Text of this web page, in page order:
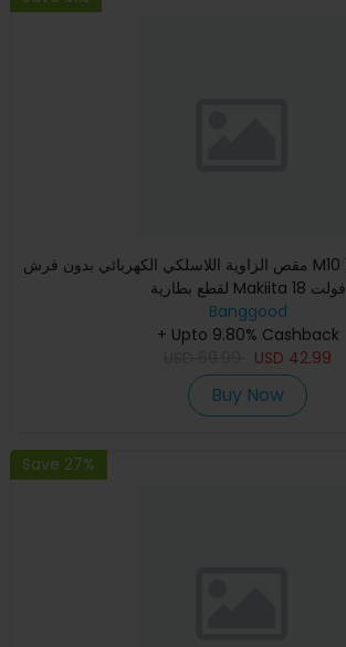
مقص الزاوية اللاسلكي الكهربائي بدون فرش M10 125 مم من Drillpro
لقطع بطارية Makiita 18 فولت
Banggood
+ Upto 9.80% Cashback
USD 42.99
Buy Now
Save 27%